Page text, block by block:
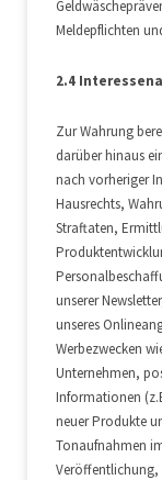
Meldepflichten
2.4
Zur Wahrung
darüber hinaus
nach vorheriger
Hausrechts,
Straftaten,
unserer
unseres
Werbezwecken
Unternehmen,
Informationen
neuer Produkte
Tonaufnahmen
Veröffentlichung,